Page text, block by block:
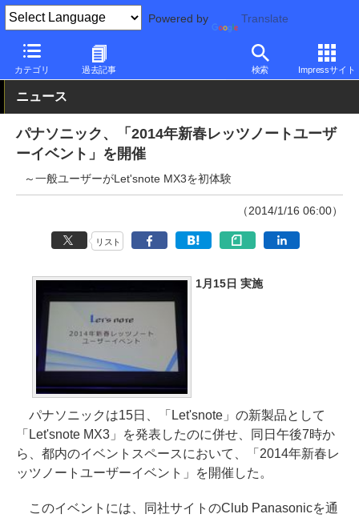
Powered by Translate
カテゴリ 過去記事 検索 Impressサイト
PC Watch 市場 動向
ニュース
パナソニック、「2014年新春レッツノートユーザ
ーイベント」を開催
～一般ユーザーがLet'snote MX3を初体験
（2014/1/16 06:00）
リスト
1月15日 実施
パナソニックは15日、「Let'snote」の新製品として
「Let'snote MX3」を発表したのに併せ、同日午後7時か
ら、都内のイベントスペースにおいて、「2014年新春レ
ッツノートユーザーイベント」を開催した。
このイベントには、同社サイトのClub Panasonicを通